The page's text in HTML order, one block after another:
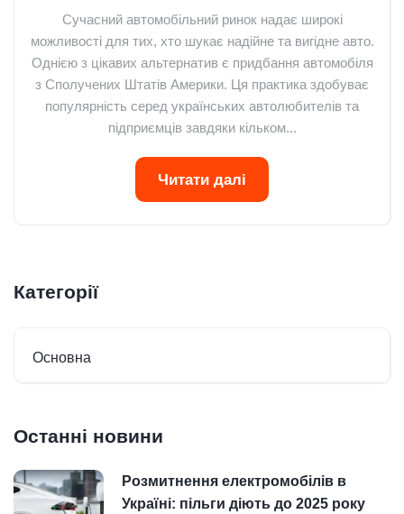
Сучасний автомобільний ринок надає широкі
можливості для тих, хто шукає надійне та вигідне авто.
Однією з цікавих альтернатив є придбання автомобіля
з Сполучених Штатів Америки. Ця практика здобуває
популярність серед українських автолюбителів та
підприємців завдяки кільком...
Читати далі
Категорії
Основна
Останні новини
Розмитнення електромобілів в
Україні: пільги діють до 2025 року